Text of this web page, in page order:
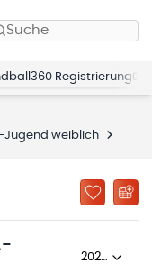
Suche
Registrierung
weiblich
2023/24